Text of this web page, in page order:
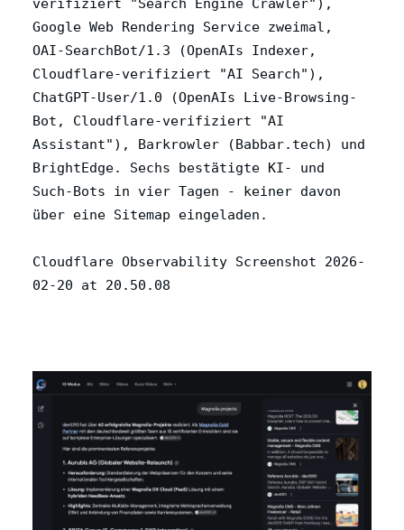
verifiziert "Search Engine Crawler"),
Google Web Rendering Service zweimal,
OAI-SearchBot/1.3 (OpenAIs Indexer,
Cloudflare-verifiziert "AI Search"),
ChatGPT-User/1.0 (OpenAIs Live-Browsing-
Bot, Cloudflare-verifiziert "AI
Assistant"), Barkrowler (Babbar.tech) und
BrightEdge. Sechs bestätigte KI- und
Such-Bots in vier Tagen - keiner davon
über eine Sitemap eingeladen.
Cloudflare Observability Screenshot 2026-
02-20 at 20.50.08